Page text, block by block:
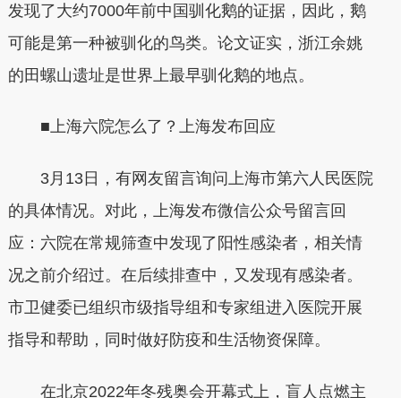
发现了大约7000年前中国驯化鹅的证据，因此，鹅
可能是第一种被驯化的鸟类。论文证实，浙江余姚
的田螺山遗址是世界上最早驯化鹅的地点。
■上海六院怎么了？上海发布回应
3月13日，有网友留言询问上海市第六人民医院
的具体情况。对此，上海发布微信公众号留言回
应：六院在常规筛查中发现了阳性感染者，相关情
况之前介绍过。在后续排查中，又发现有感染者。
市卫健委已组织市级指导组和专家组进入医院开展
指导和帮助，同时做好防疫和生活物资保障。
在北京2022年冬残奥会开幕式上，盲人点燃主